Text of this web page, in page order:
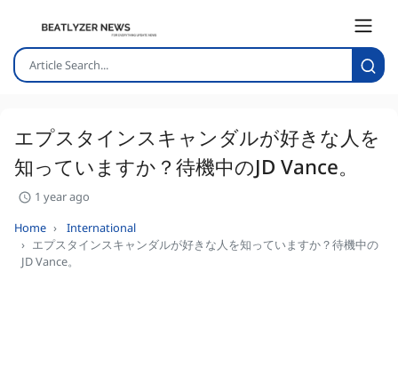
エプスタインスキャンダルが好きな人を
知っていますか？待機中のJD Vance。
1 year ago
Home
International
エプスタインスキャンダルが好きな人を知っていますか？待機中の
JD Vance。